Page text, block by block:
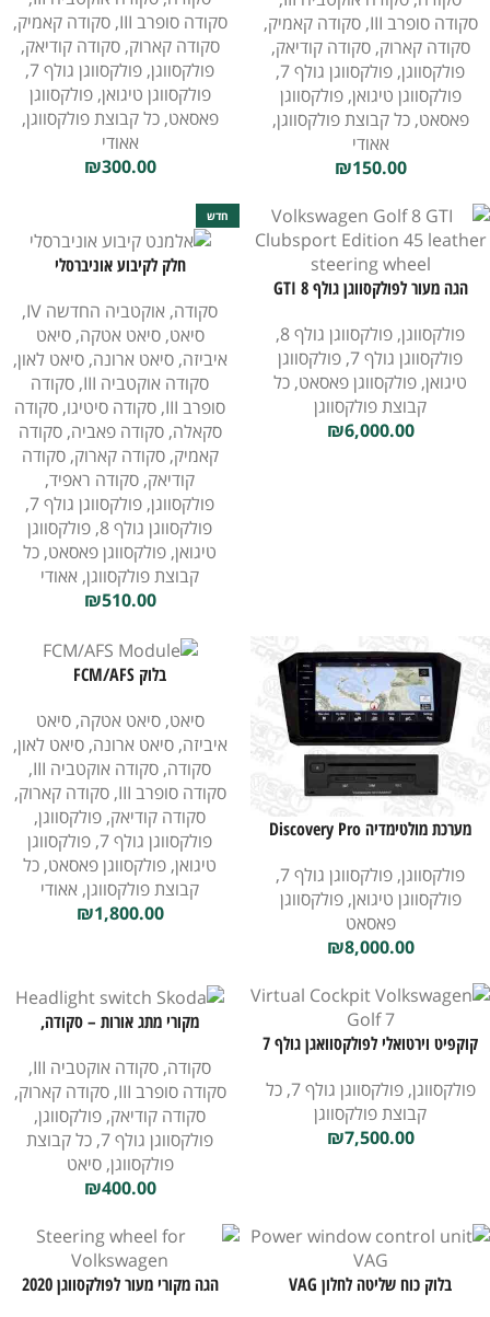
סקודה סופרב III
, סקודה קאמיק,
סקודה קארוק, סקודה קודיאק,
פולקסווגן, פולקסווגן גולף 7
,
פולקסווגן טיגואן, פולקסווגן
פאסאט, כל קבוצת פולקסווגן,
אאודי
₪150.00
סקודה סופרב III
, סקודה קאמיק,
סקודה קארוק, סקודה קודיאק,
פולקסווגן, פולקסווגן גולף 7
,
פולקסווגן טיגואן, פולקסווגן
פאסאט, כל קבוצת פולקסווגן,
אאודי
₪300.00
הגה מעור לפולקסווגן גולף GTI 8
פולקסווגן, פולקסווגן גולף 8
,
פולקסווגן גולף 7
, פולקסווגן
טיגואן, פולקסווגן פאסאט, כל
קבוצת פולקסווגן
₪6,000.00
חדש
חלק לקיבוע אוניברסלי
סקודה, אוקטביה החדשה IV
,
סיאט, סיאט אטקה, סיאט
איביזה, סיאט ארונה, סיאט לאון,
סקודה אוקטביה III
, סקודה
סופרב III
, סקודה סיטיגו, סקודה
סקאלה, סקודה פאביה, סקודה
קאמיק, סקודה קארוק, סקודה
קודיאק, סקודה ראפיד,
פולקסווגן, פולקסווגן גולף 7
,
פולקסווגן גולף 8
, פולקסווגן
טיגואן, פולקסווגן פאסאט, כל
קבוצת פולקסווגן, אאודי
₪510.00
מערכת מולטימדיה Discovery Pro
פולקסווגן, פולקסווגן גולף 7
,
פולקסווגן טיגואן, פולקסווגן
פאסאט
₪8,000.00
בלוק FCM/AFS
סיאט, סיאט אטקה, סיאט
איביזה, סיאט ארונה, סיאט לאון,
סקודה, סקודה אוקטביה III
,
סקודה סופרב III
, סקודה קארוק,
סקודה קודיאק, פולקסווגן,
פולקסווגן גולף 7
, פולקסווגן
טיגואן, פולקסווגן פאסאט, כל
קבוצת פולקסווגן, אאודי
₪1,800.00
קוקפיט וירטואלי לפולקסוואגן גולף 7
פולקסווגן, פולקסווגן גולף 7 , כל
קבוצת פולקסווגן
₪7,500.00
מקורי מתג אורות – סקודה,
סקודה, סקודה אוקטביה III
,
סקודה סופרב III
, סקודה קארוק,
סקודה קודיאק, פולקסווגן,
פולקסווגן גולף 7
, כל קבוצת
פולקסווגן, סיאט
₪400.00
בלוק כוח שליטה לחלון VAG
הגה מקורי מעור לפולקסווגן 2020